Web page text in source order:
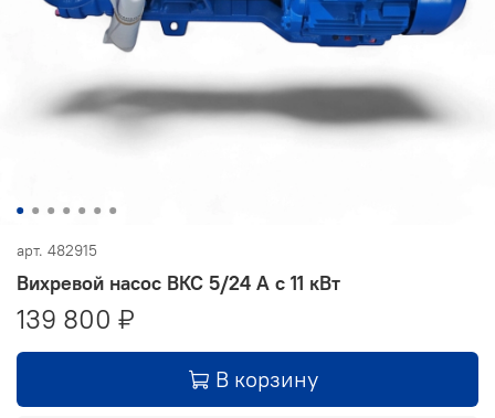
арт. 482915
Вихревой насос ВКС 5/24 А с 11 кВт
139 800 ₽
В корзину